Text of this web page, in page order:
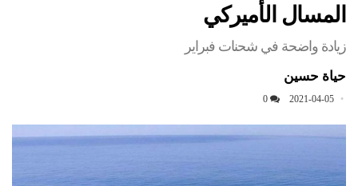
المسال الأميركي
زيادة واضحة في شحنات فبراير
حياة حسين
2021-04-05
0